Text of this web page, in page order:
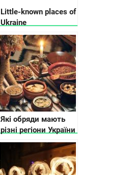
Little-known places of
Ukraine
Які обряди мають
різні регіони України
на Різдво